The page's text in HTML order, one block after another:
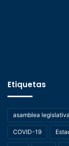
Etiquetas
asamblea legislativa
COVID-19